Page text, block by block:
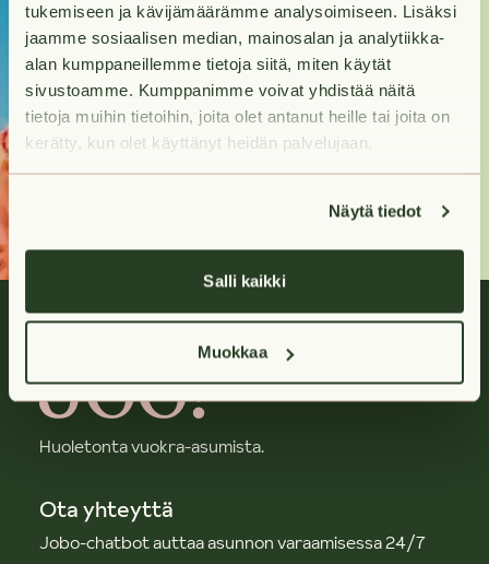
tukemiseen ja kävijämäärämme analysoimiseen. Lisäksi
jaamme sosiaalisen median, mainosalan ja analytiikka-
alan kumppaneillemme tietoja siitä, miten käytät
sivustoamme. Kumppanimme voivat yhdistää näitä
tietoja muihin tietoihin, joita olet antanut heille tai joita on
kerätty, kun olet käyttänyt heidän palvelujaan.
Näytä tiedot
Salli kaikki
Muokkaa
Tuleva kotisi odottaa
sinua hakumatkan
päässä.
Hae asuntoja
Huoletonta vuokra-asumista.
Ota yhteyttä
Jobo-chatbot auttaa asunnon varaamisessa 24/7